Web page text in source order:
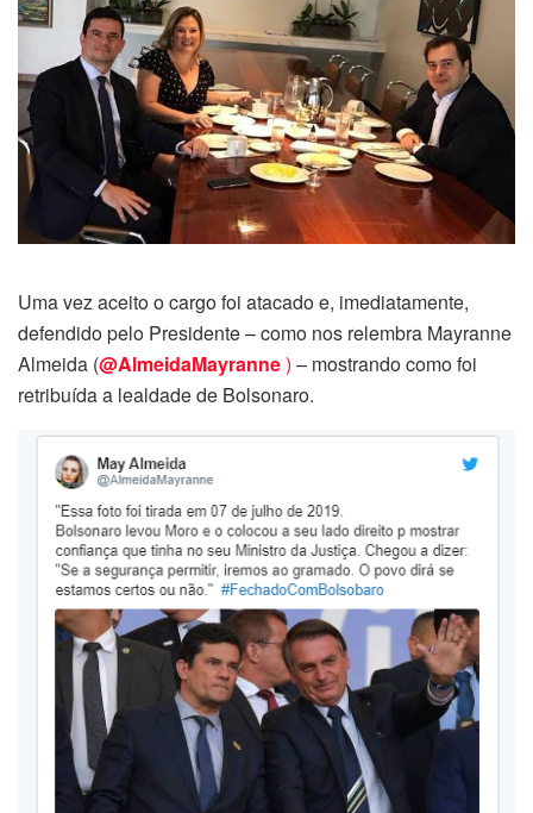
Uma vez aceito o cargo foi atacado e, imediatamente,
defendido pelo Presidente – como nos relembra Mayranne
Almeida (@AlmeidaMayranne) – mostrando como foi
retribuída a lealdade de Bolsonaro.